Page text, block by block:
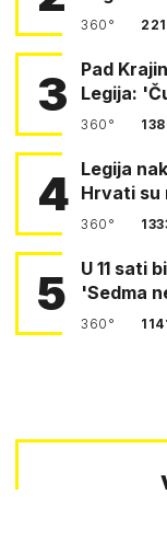
360°
3
Pad
Legija:
360°
4 Legija
Hrvati su
360°
5
U 11 sati bili su pred
'Sedma
360°